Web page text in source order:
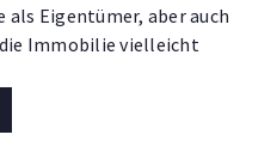
als Eigentümer, aber auch
Immobilie vielleicht